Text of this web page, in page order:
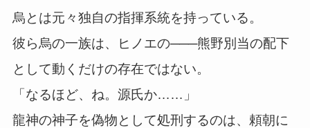
烏とは元々独自の指揮系統を持っている。
彼ら烏の一族は、ヒノエの───熊野別当の配下
として動くだけの存在ではない。
「なるほど、ね。源氏か……」
龍神の神子を偽物として処刑するのは、頼朝に